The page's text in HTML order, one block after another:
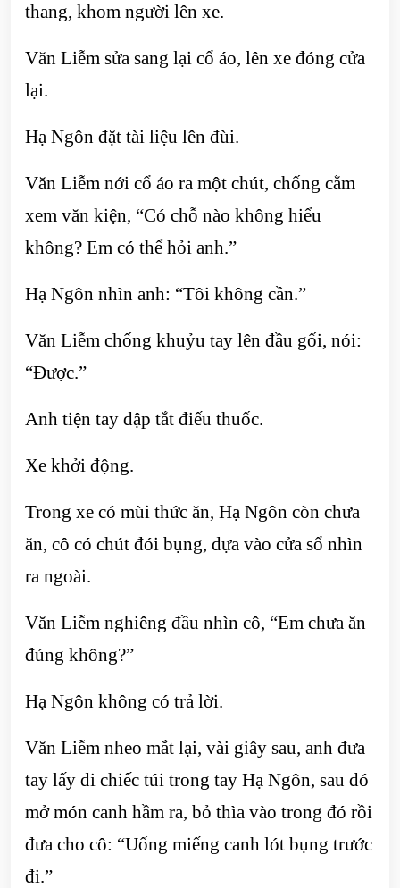
thang, khom người lên xe.
Văn Liễm sửa sang lại cổ áo, lên xe đóng cửa
lại.
Hạ Ngôn đặt tài liệu lên đùi.
Văn Liễm nới cổ áo ra một chút, chống cằm
xem văn kiện, “Có chỗ nào không hiểu
không? Em có thể hỏi anh.”
Hạ Ngôn nhìn anh: “Tôi không cần.”
Văn Liễm chống khuỷu tay lên đầu gối, nói:
“Được.”
Anh tiện tay dập tắt điếu thuốc.
Xe khởi động.
Trong xe có mùi thức ăn, Hạ Ngôn còn chưa
ăn, cô có chút đói bụng, dựa vào cửa sổ nhìn
ra ngoài.
Văn Liễm nghiêng đầu nhìn cô, “Em chưa ăn
đúng không?”
Hạ Ngôn không có trả lời.
Văn Liễm nheo mắt lại, vài giây sau, anh đưa
tay lấy đi chiếc túi trong tay Hạ Ngôn, sau đó
mở món canh hầm ra, bỏ thìa vào trong đó rồi
đưa cho cô: “Uống miếng canh lót bụng trước
đi.”